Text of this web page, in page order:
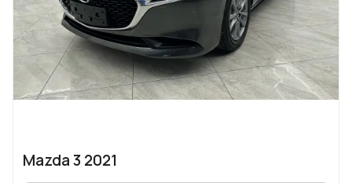
Mazda 3 2021